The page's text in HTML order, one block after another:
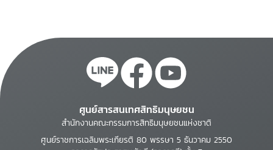
ศูนย์สารสนเทศสิทธิมนุษยชน
สำนักงานคณะกรรมการสิทธิมนุษยชนแห่งชาติ
ศูนย์ราชการเฉลิมพระเกียรติ 80 พรรษา 5 ธันวาคม 2550